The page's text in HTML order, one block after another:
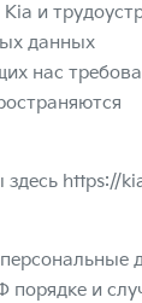
и
данных
нас
здесь https://
порядке и